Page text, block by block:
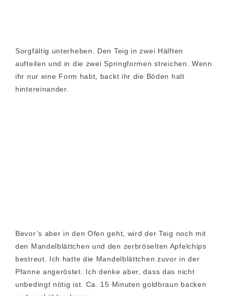
Sorgfältig unterheben. Den Teig in zwei Hälften
aufteilen und in die zwei Springformen streichen. Wenn
ihr nur eine Form habt, backt ihr die Böden halt
hintereinander.
Bevor’s aber in den Ofen geht, wird der Teig noch mit
den Mandelblättchen und den zerbröselten Apfelchips
bestreut. Ich hatte die Mandelblättchen zuvor in der
Pfanne angeröstet. Ich denke aber, dass das nicht
unbedingt nötig ist. Ca. 15 Minuten goldbraun backen